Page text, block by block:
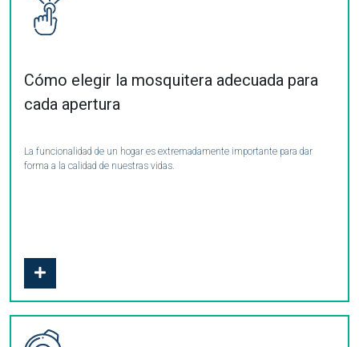
Cómo elegir la mosquitera adecuada para
cada apertura
La funcionalidad de un hogar es extremadamente importante para dar
forma a la calidad de nuestras vidas.